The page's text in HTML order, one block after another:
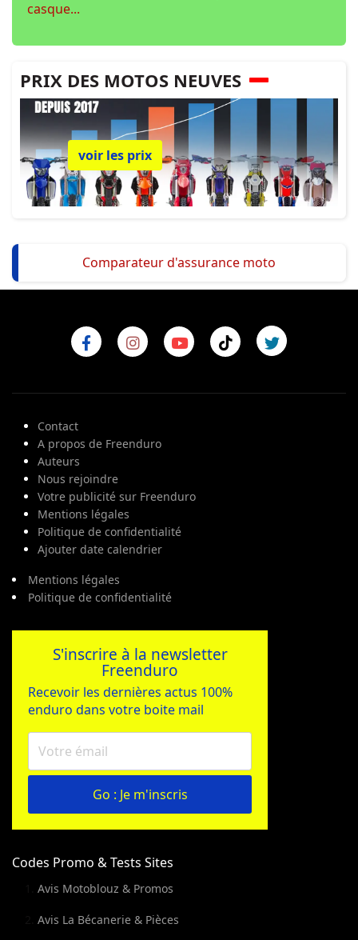
casque...
PRIX DES MOTOS NEUVES
voir les prix
Comparateur d'assurance moto
Contact
A propos de Freenduro
Auteurs
Nous rejoindre
Votre publicité sur Freenduro
Mentions légales
Politique de confidentialité
Ajouter date calendrier
Mentions légales
Politique de confidentialité
S'inscrire à la newsletter
Freenduro
Recevoir les dernières actus 100%
enduro dans votre boite mail
Go : Je m'inscris
Codes Promo & Tests Sites
Avis Motoblouz & Promos
Avis La Bécanerie & Pièces